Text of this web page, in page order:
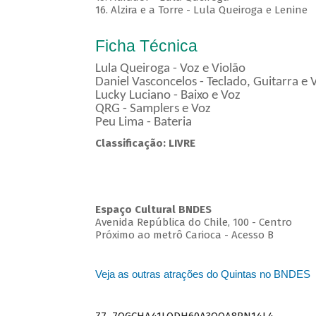
16. Alzira e a Torre - Lula Queiroga e Lenine
Ficha Técnica
Lula Queiroga - Voz e Violão
Daniel Vasconcelos - Teclado, Guitarra e
Lucky Luciano - Baixo e Voz
QRG - Samplers e Voz
Peu Lima - Bateria
Classificação: LIVRE
Espaço Cultural BNDES
Avenida República do Chile, 100 - Centro
Próximo ao metrô Carioca - Acesso B
Veja as outras atrações do Quintas no BNDES